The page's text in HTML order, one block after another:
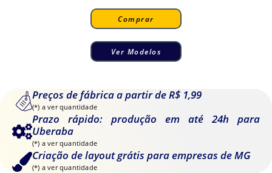
Comprar
Ver Modelos
Preços de fábrica a partir de R$ 1,99
(*) a ver quantidade
Prazo rápido: produção em até 24h para
Uberaba
(*) a ver quantidade
Criação de layout grátis para empresas de MG
(*) a ver quantidade